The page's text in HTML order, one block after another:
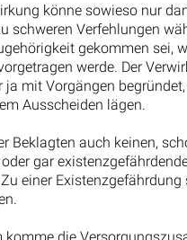
könne sowieso nur
schweren Verfehlungen
gekommen sei,
werde. Der
ja mit Vorgängen
Ausscheiden lägen.
Beklagten auch keinen,
gar
einer
komme die